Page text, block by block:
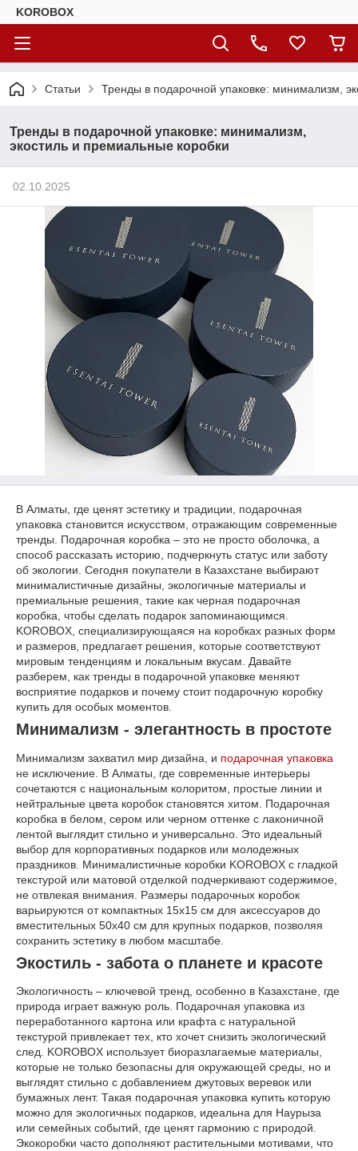
KOROBOX
Статьи Тренды в подарочной упаковке: минимализм,
Тренды в подарочной упаковке: минимализм,
экостиль и премиальные коробки
02.10.2025
В Алматы, где ценят эстетику и традиции, подарочная
упаковка становится искусством, отражающим современные
тренды. Подарочная коробка – это не просто оболочка, а
способ рассказать историю, подчеркнуть статус или заботу
об экологии. Сегодня покупатели в Казахстане выбирают
минималистичные дизайны, экологичные материалы и
премиальные решения, такие как черная подарочная
коробка, чтобы сделать подарок запоминающимся.
KOROBOX, специализирующаяся на коробках разных форм
и размеров, предлагает решения, которые соответствуют
мировым тенденциям и локальным вкусам. Давайте
разберем, как тренды в подарочной упаковке меняют
восприятие подарков и почему стоит подарочную коробку
купить для особых моментов.
Минимализм - элегантность в простоте
Минимализм захватил мир дизайна, и подарочная упаковка
не исключение. В Алматы, где современные интерьеры
сочетаются с национальным колоритом, простые линии и
нейтральные цвета коробок становятся хитом. Подарочная
коробка в белом, сером или черном оттенке с лаконичной
лентой выглядит стильно и универсально. Это идеальный
выбор для корпоративных подарков или молодежных
праздников. Минималистичные коробки KOROBOX с гладкой
текстурой или матовой отделкой подчеркивают содержимое,
не отвлекая внимания. Размеры подарочных коробок
варьируются от компактных 15x15 см для аксессуаров до
вместительных 50x40 см для крупных подарков, позволяя
сохранить эстетику в любом масштабе.
Экостиль - забота о планете и красоте
Экологичность – ключевой тренд, особенно в Казахстане, где
природа играет важную роль. Подарочная упаковка из
переработанного картона или крафта с натуральной
текстурой привлекает тех, кто хочет снизить экологический
след. KOROBOX использует биоразлагаемые материалы,
которые не только безопасны для окружающей среды, но и
выглядят стильно с добавлением джутовых веревок или
бумажных лент. Такая подарочная упаковка купить которую
можно для экологичных подарков, идеальна для Наурыза
или семейных событий, где ценят гармонию с природой.
Экокоробки часто дополняют растительными мотивами, что